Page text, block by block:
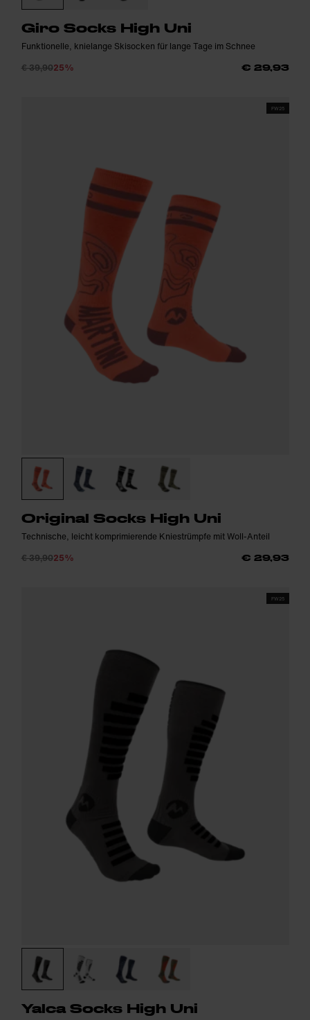
Giro Socks High Uni
Funktionelle, knielange Skisocken für lange Tage im Schnee
€ 39,9025% € 29,93
FW25
Original Socks High Uni
Technische, leicht komprimierende Kniestrümpfe mit Woll-Anteil
€ 39,9025% € 29,93
FW25
Yalca Socks High Uni